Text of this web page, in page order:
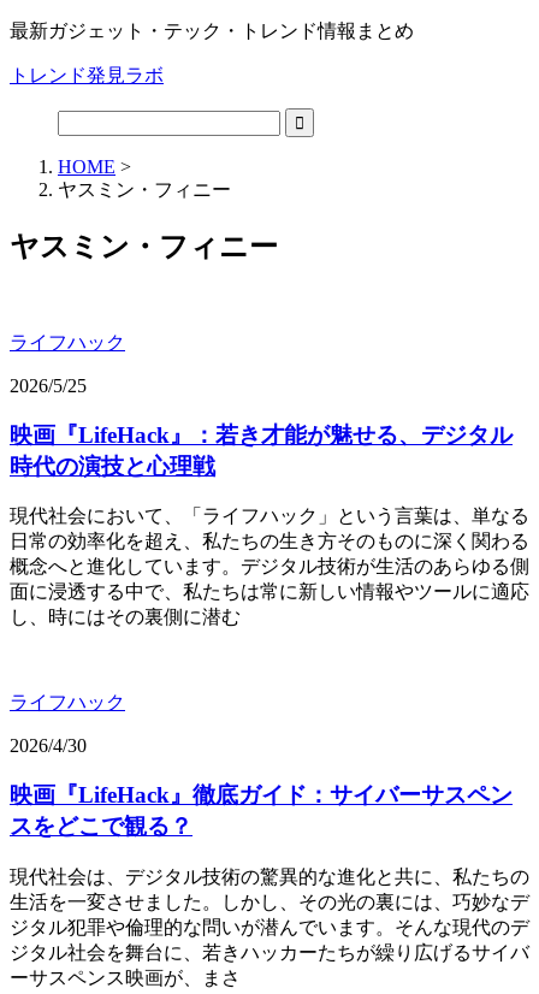
最新ガジェット・テック・トレンド情報まとめ
トレンド発見ラボ
HOME >
ヤスミン・フィニー
ヤスミン・フィニー
ライフハック
2026/5/25
映画『LifeHack』：若き才能が魅せる、デジタル
時代の演技と心理戦
現代社会において、「ライフハック」という言葉は、単なる
日常の効率化を超え、私たちの生き方そのものに深く関わる
概念へと進化しています。デジタル技術が生活のあらゆる側
面に浸透する中で、私たちは常に新しい情報やツールに適応
し、時にはその裏側に潜む
ライフハック
2026/4/30
映画『LifeHack』徹底ガイド：サイバーサスペン
スをどこで観る？
現代社会は、デジタル技術の驚異的な進化と共に、私たちの
生活を一変させました。しかし、その光の裏には、巧妙なデ
ジタル犯罪や倫理的な問いが潜んでいます。そんな現代のデ
ジタル社会を舞台に、若きハッカーたちが繰り広げるサイバ
ーサスペンス映画が、まさ